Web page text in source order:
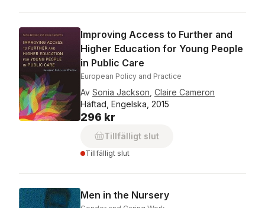
Improving Access to Further and
Higher Education for Young People
in Public Care
European Policy and Practice
Av Sonia Jackson, Claire Cameron
Häftad, Engelska, 2015
296 kr
Tillfälligt slut
Tillfälligt slut
Men in the Nursery